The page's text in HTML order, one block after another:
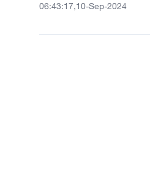
06:43:17,10-Sep-2024